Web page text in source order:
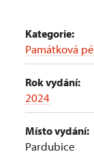
Kategorie:
Památková
Rok vydání:
2024
Místo vydání:
Pardubice